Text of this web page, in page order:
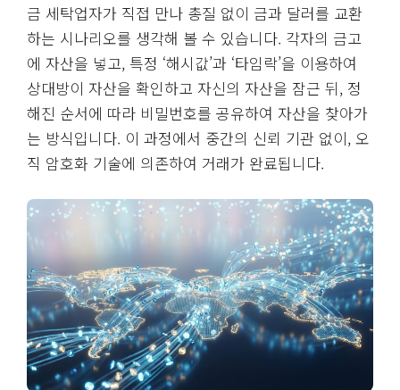
금 세탁업자가 직접 만나 총질 없이 금과 달러를 교환
하는 시나리오를 생각해 볼 수 있습니다. 각자의 금고
에 자산을 넣고, 특정 ‘해시값’과 ‘타임락’을 이용하여
상대방이 자산을 확인하고 자신의 자산을 잠근 뒤, 정
해진 순서에 따라 비밀번호를 공유하여 자산을 찾아가
는 방식입니다. 이 과정에서 중간의 신뢰 기관 없이, 오
직 암호화 기술에 의존하여 거래가 완료됩니다.